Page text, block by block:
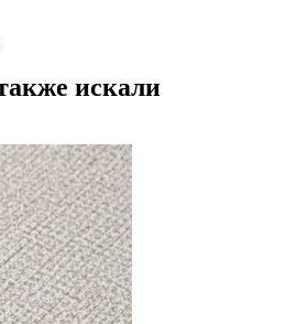
искали